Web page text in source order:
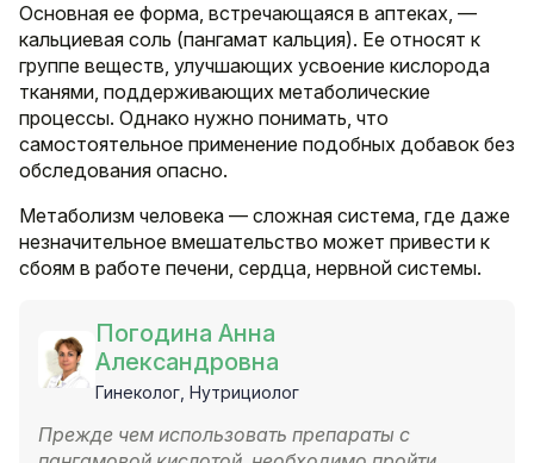
Основная ее форма, встречающаяся в аптеках, —
кальциевая соль (пангамат кальция). Ее относят к
группе веществ, улучшающих усвоение кислорода
тканями, поддерживающих метаболические
процессы. Однако нужно понимать, что
самостоятельное применение подобных добавок без
обследования опасно.
Метаболизм человека — сложная система, где даже
незначительное вмешательство может привести к
сбоям в работе печени, сердца, нервной системы.
Погодина Анна
Александровна
Гинеколог, Нутрициолог
Прежде чем использовать препараты с